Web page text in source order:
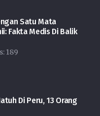
Satu Mata
Fakta Medis Di Balik
189
Di Peru, 13 Orang